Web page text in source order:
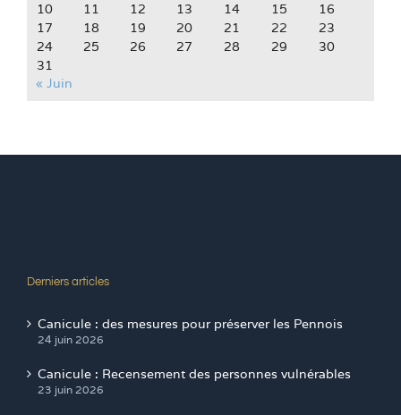
10
11 12 13 14 15
16
17
18 19 20 21 22
23
24
25 26 27 28 29
30
31
« Juin
Derniers articles
Canicule : des mesures pour préserver les Pennois
24 juin 2026
Canicule : Recensement des personnes vulnérables
23 juin 2026